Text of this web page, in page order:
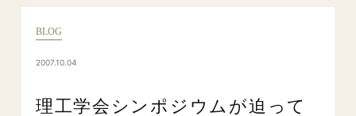
BLOG
2007.10.04
理工学会シンポジウムが迫って